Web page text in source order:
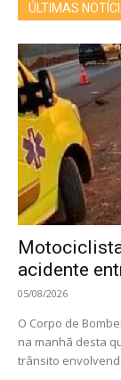
ÚLTIMAS
acidente
05/08/2026
O Corpo de
na manhã desta
trânsito